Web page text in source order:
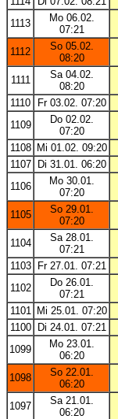
1113
Mo 06.02.
07:21
1112
So 05.02.
08:20
1111
Sa 04.02.
08:20
1110
Fr 03.02. 07:20
1109
Do 02.02.
07:20
1108
Mi 01.02. 09:20
1107
Di 31.01. 06:20
1106
Mo 30.01.
07:20
1105
So 29.01.
07:20
1104
Sa 28.01.
07:21
1103
Fr 27.01. 07:21
1102
Do 26.01.
07:21
1101
Mi 25.01. 07:20
1100
Di 24.01. 07:21
1099
Mo 23.01.
06:20
1098
So 22.01.
06:20
1097
Sa 21.01.
06:20